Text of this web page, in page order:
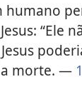
humano
“Ele
morte. —